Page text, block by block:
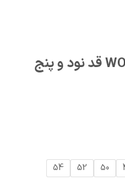
شلوار مام استایل برند WOKE قد نود و پنج
50
52
54